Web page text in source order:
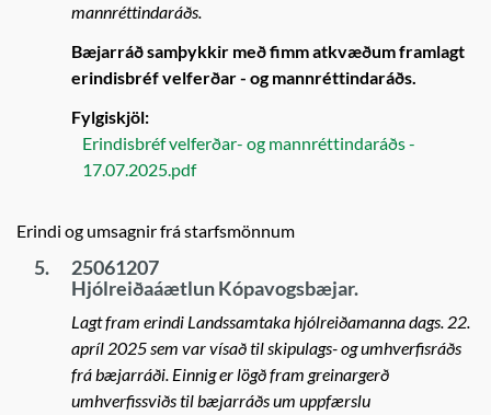
mannréttindaráðs.
Bæjarráð samþykkir með fimm atkvæðum framlagt
erindisbréf velferðar - og mannréttindaráðs.
Fylgiskjöl:
Erindisbréf velferðar- og mannréttindaráðs -
17.07.2025.pdf
Erindi og umsagnir frá starfsmönnum
5.
25061207
Hjólreiðaáætlun Kópavogsbæjar.
Lagt fram erindi Landssamtaka hjólreiðamanna dags. 22.
apríl 2025 sem var vísað til skipulags- og umhverfisráðs
frá bæjarráði. Einnig er lögð fram greinargerð
umhverfissviðs til bæjarráðs um uppfærslu